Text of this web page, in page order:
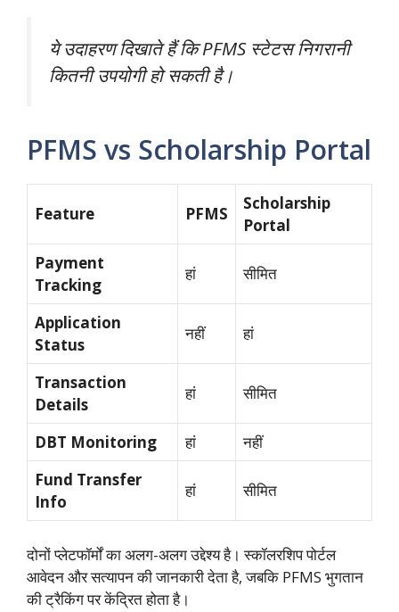
ये उदाहरण दिखाते हैं कि PFMS स्टेटस निगरानी
कितनी उपयोगी हो सकती है।
PFMS vs Scholarship Portal
Feature PFMS
Scholarship
Portal
Payment
Tracking
हां सीमित
Application
Status
नहीं हां
Transaction
Details
हां सीमित
DBT Monitoring हां
नहीं
Fund Transfer
Info
हां सीमित
दोनों प्लेटफॉर्मों का अलग-अलग उद्देश्य है। स्कॉलरशिप पोर्टल
आवेदन और सत्यापन की जानकारी देता है,जबकि PFMS भुगतान
की ट्रैकिंग पर केंद्रित होता है।